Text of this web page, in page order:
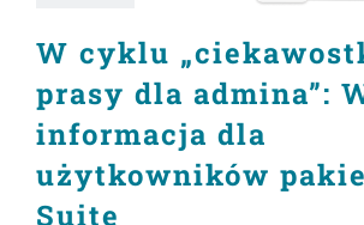
W cyklu
prasy dla admina”:
informacja dla
użytkowników
Suite